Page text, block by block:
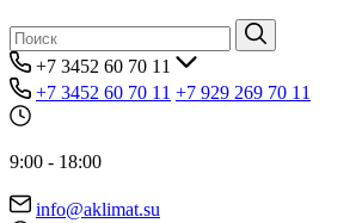
+7 3452 60 70 11
+7 3452 60 70 11 +7 929 269 70 11
9:00 - 18:00
info@aklimat.su